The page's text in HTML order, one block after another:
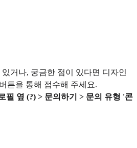
거나, 궁금한 점이 있다면 디자인
튼을 통해 접수해 주세요.
필 옆 (?) > 문의하기 > 문의 유형 '콘